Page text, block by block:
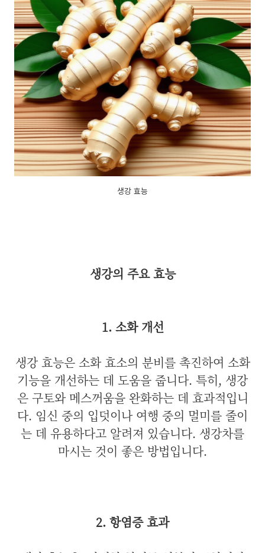
생강 효능
생강의 주요 효능
1. 소화 개선
생강 효능은 소화 효소의 분비를 촉진하여 소화
기능을 개선하는 데 도움을 줍니다. 특히, 생강
은 구토와 메스꺼움을 완화하는 데 효과적입니
다. 임신 중의 입덧이나 여행 중의 멀미를 줄이
는 데 유용하다고 알려져 있습니다. 생강차를
마시는 것이 좋은 방법입니다.
2. 항염증 효과